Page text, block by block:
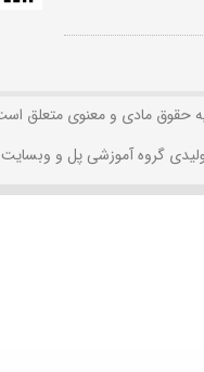
حقوق مادی و معنوی متعلق
گروه آموزشی پل و